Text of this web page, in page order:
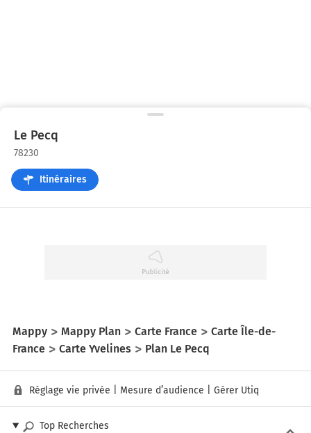
Le Pecq
78230
Itinéraires
Mappy Mappy Plan Carte France
Carte Île-de-
France
Carte Yvelines Plan Le Pecq
Réglage vie privée Mesure d’audience Gérer Utiq
Top Recherches